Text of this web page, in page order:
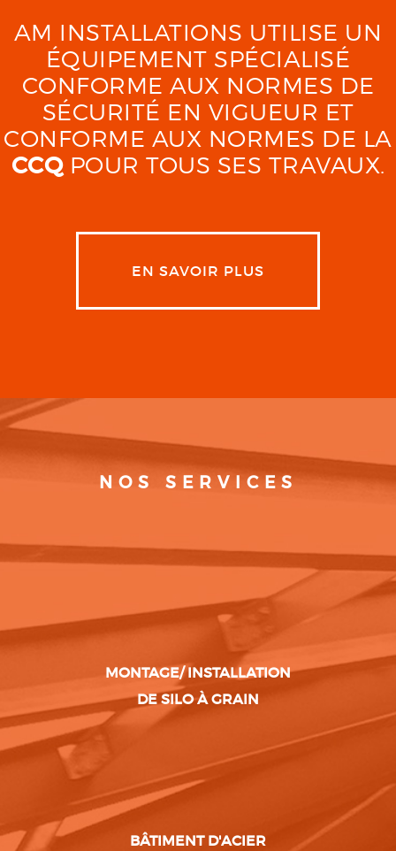
AM INSTALLATIONS UTILISE UN
ÉQUIPEMENT SPÉCIALISÉ
CONFORME AUX NORMES DE
SÉCURITÉ EN VIGUEUR ET
CONFORME AUX NORMES DE LA
CCQPOUR TOUS SES TRAVAUX.
EN SAVOIR PLUS
NOS SERVICES
MONTAGE/ INSTALLATION
DE SILO À GRAIN
BÂTIMENT D'ACIER